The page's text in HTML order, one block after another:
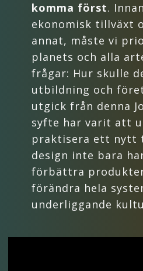
komma först.
ekonomisk tillväxt
annat, måste vi
planets och alla
frågar: Hur skulle
utbildning och
utgick från denna
syfte har varit att
praktisera ett nytt
design inte bara
förbättra
förändra hela
underliggande